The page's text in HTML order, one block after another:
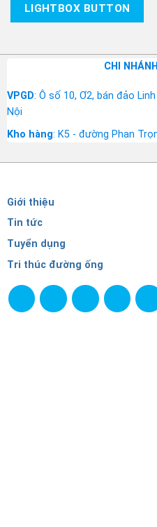
LIGHTBOX BUTTON
CHI
VPGD: Ô số 10, Ơ2, bán đảo
Nội
Kho hàng: K5 - đường Phan
Giới thiệu
Tin tức
Tuyển dụng
Tri thúc đường ống